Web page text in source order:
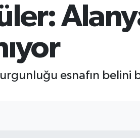
esnafın belini